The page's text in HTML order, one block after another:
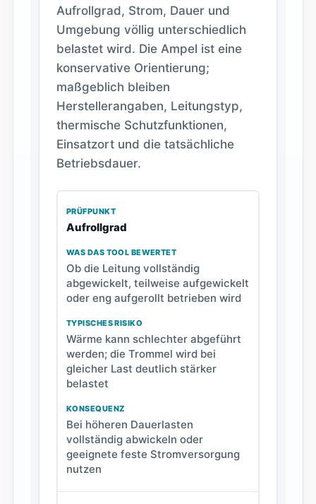
Aufrollgrad, Strom, Dauer und
Umgebung völlig unterschiedlich
belastet wird. Die Ampel ist eine
konservative Orientierung;
maßgeblich bleiben
Herstellerangaben, Leitungstyp,
thermische Schutzfunktionen,
Einsatzort und die tatsächliche
Betriebsdauer.
Aufrollgrad
Ob die Leitung vollständig
abgewickelt, teilweise aufgewickelt
oder eng aufgerollt betrieben wird
Wärme kann schlechter abgeführt
werden; die Trommel wird bei
gleicher Last deutlich stärker
belastet
Bei höheren Dauerlasten
vollständig abwickeln oder
geeignete feste Stromversorgung
nutzen